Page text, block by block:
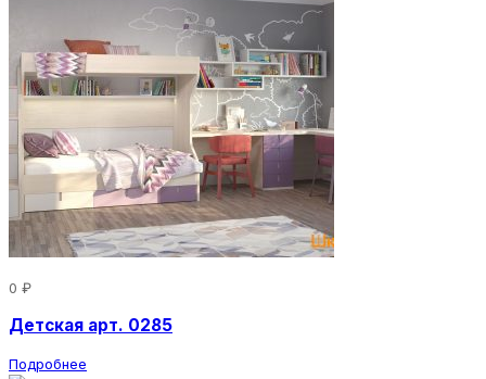
0 ₽
Детская арт. 0285
Подробнее